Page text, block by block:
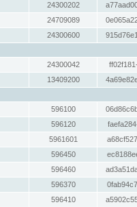
24300202
24709089
24300600
24300042
13409200
596100
596120
5961601
596450
596460
596370
596410